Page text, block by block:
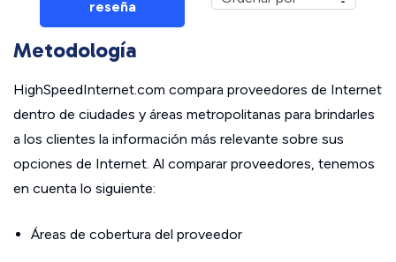
reseña
Metodología
HighSpeedInternet.com compara proveedores de Internet
dentro de ciudades y áreas metropolitanas para brindarles
a los clientes la información más relevante sobre sus
opciones de Internet. Al comparar proveedores, tenemos
en cuenta lo siguiente:
Áreas de cobertura del proveedor